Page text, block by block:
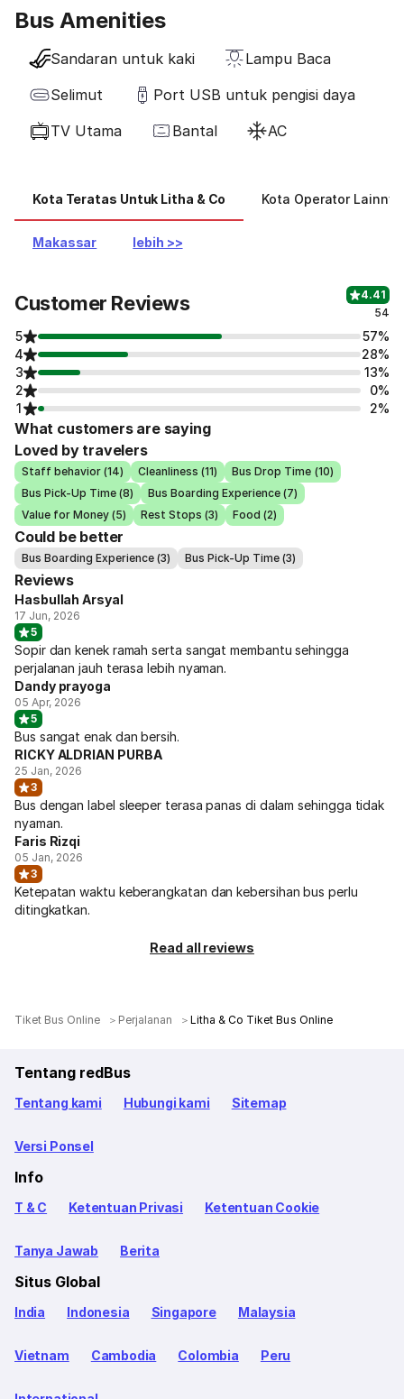
Bus Amenities
Sandaran untuk kaki
Lampu Baca
Selimut
Port USB untuk pengisi daya
TV Utama
Bantal AC
Kota Teratas Untuk Litha & Co Kota Operator Lainnya
Makassar lebih >>
Customer Reviews
4.41
54
5
57%
4
28%
3
13%
2
0%
1
2%
What customers are saying
Loved by travelers
Staff behavior (14) Cleanliness (11)
Bus Drop Time (10)
Bus Pick-Up Time (8)
Bus Boarding Experience (7)
Value for Money (5)
Rest Stops (3) Food (2)
Could be better
Bus Boarding Experience (3) Bus Pick-Up Time (3)
Reviews
Hasbullah Arsyal
17 Jun, 2026
5
Sopir dan kenek ramah serta sangat membantu sehingga
perjalanan jauh terasa lebih nyaman.
Dandy prayoga
05 Apr, 2026
5
Bus sangat enak dan bersih.
RICKY ALDRIAN PURBA
25 Jan, 2026
3
Bus dengan label sleeper terasa panas di dalam sehingga tidak
nyaman.
Faris Rizqi
05 Jan, 2026
3
Ketepatan waktu keberangkatan dan kebersihan bus perlu
ditingkatkan.
Read all reviews
Tiket Bus Online Perjalanan Litha & Co Tiket Bus Online
Tentang redBus
Tentang kami Hubungi kami Sitemap
Versi Ponsel
Info
T & C Ketentuan Privasi Ketentuan Cookie
Tanya Jawab Berita
Situs Global
India Indonesia Singapore Malaysia
Vietnam Cambodia Colombia Peru